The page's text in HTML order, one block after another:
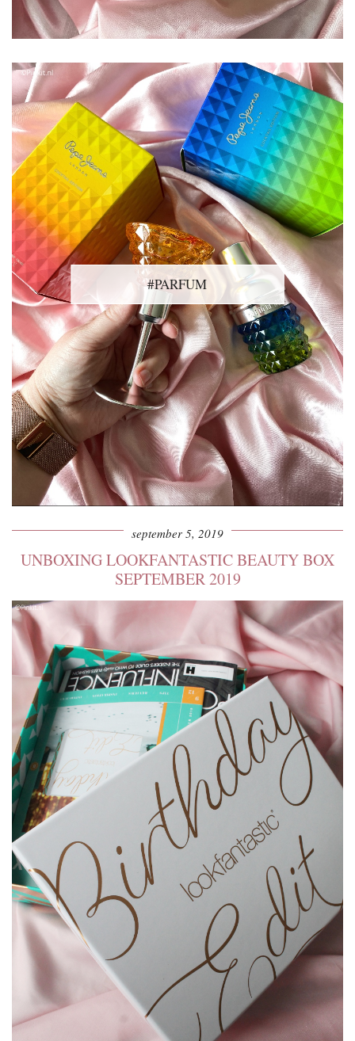
#PARFUM
september 5, 2019
UNBOXING LOOKFANTASTIC BEAUTY BOX
SEPTEMBER 2019